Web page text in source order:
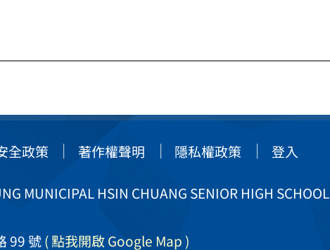
全政策 著作權聲明 隱私權政策 登入
MUNICIPAL HSIN CHUANG SENIOR HIGH SCHOOL
99 號( 點我開啟 Google Map )